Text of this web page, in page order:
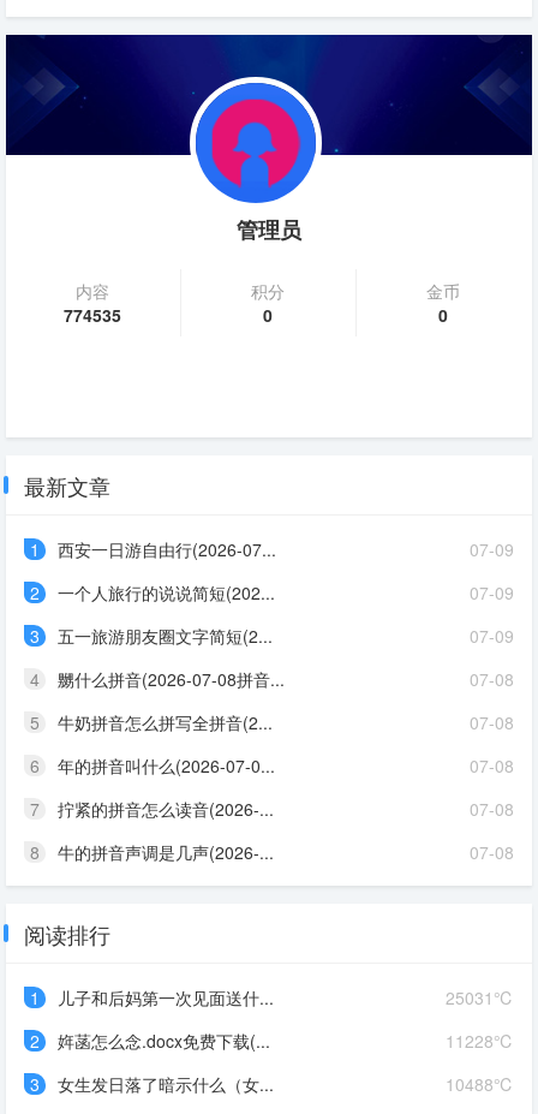
管理员
内容
774535
积分
0
金币
0
最新文章
07-09
1
西安一日游自由行(2026-07...
07-09
2
一个人旅行的说说简短(202...
07-09
3
五一旅游朋友圈文字简短(2...
07-08
4
嬲什么拼音(2026-07-08拼音...
07-08
5
牛奶拼音怎么拼写全拼音(2...
07-08
6
年的拼音叫什么(2026-07-0...
07-08
7
拧紧的拼音怎么读音(2026-...
07-08
8 牛的拼音声调是几声(2026-...
阅读排行
25031℃
1
儿子和后妈第一次见面送什...
11228℃
2
姩菡怎么念.docx免费下载(...
10488℃
3
女生发日落了暗示什么（女...